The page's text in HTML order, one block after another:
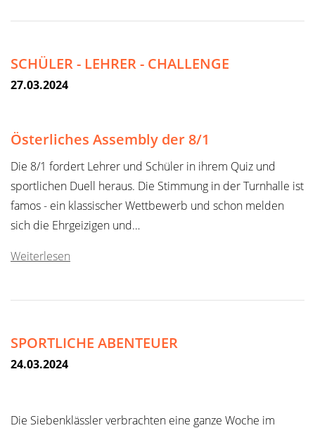
SCHÜLER - LEHRER - CHALLENGE
27.03.2024
Österliches Assembly der 8/1
Die 8/1 fordert Lehrer und Schüler in ihrem Quiz und
sportlichen Duell heraus. Die Stimmung in der Turnhalle ist
famos - ein klassischer Wettbewerb und schon melden
sich die Ehrgeizigen und…
Weiterlesen
SPORTLICHE ABENTEUER
24.03.2024
Die Siebenklässler verbrachten eine ganze Woche im